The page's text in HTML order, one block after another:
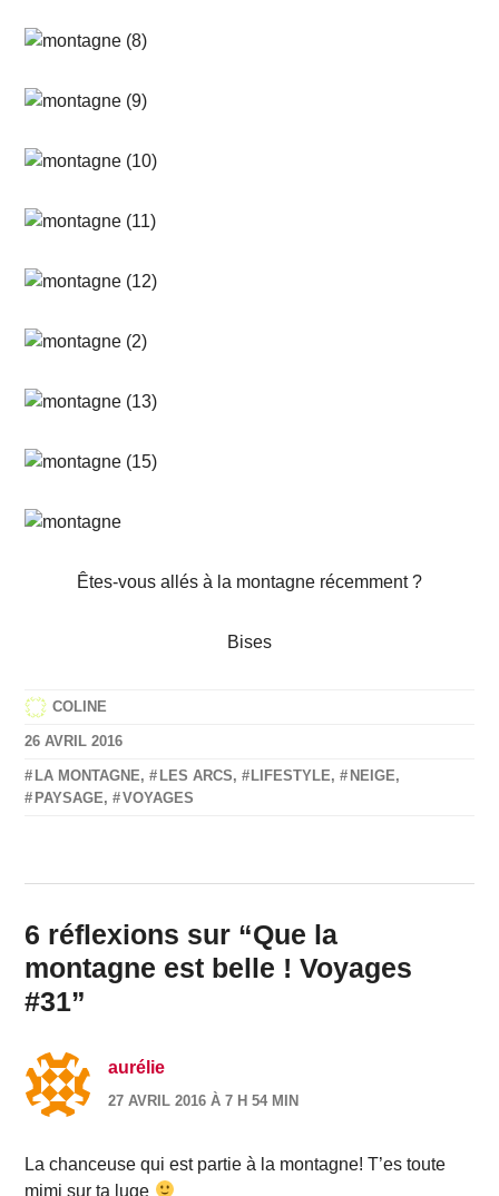
Êtes-vous allés à la montagne récemment ?
Bises
COLINE
26 AVRIL 2016
LA MONTAGNE, LES ARCS, LIFESTYLE, NEIGE,
PAYSAGE, VOYAGES
6 réflexions sur “Que la
montagne est belle ! Voyages
#31”
aurélie
27 AVRIL 2016 À 7 H 54 MIN
La chanceuse qui est partie à la montagne! T’es toute
mimi sur ta luge